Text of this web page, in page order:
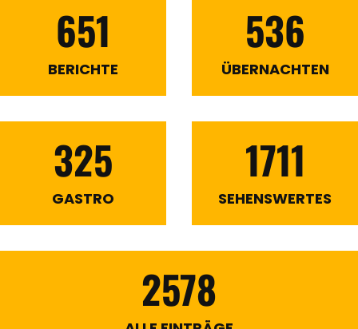
651
BERICHTE
536
ÜBERNACHTEN
325
GASTRO
1711
SEHENSWERTES
2578